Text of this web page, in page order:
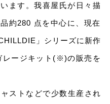
ます。我喜屋氏が日々描
約280 点を中心に、現在
」シリーズに新作
レージキット(※)の販売を
ストなどで少数⽣産され